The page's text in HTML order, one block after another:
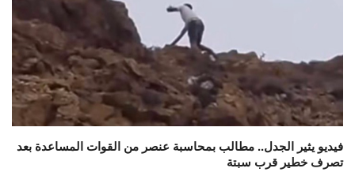
فيديو يثير الجدل.. مطالب بمحاسبة عنصر من القوات المساعدة بعد
تصرف خطير قرب سبتة